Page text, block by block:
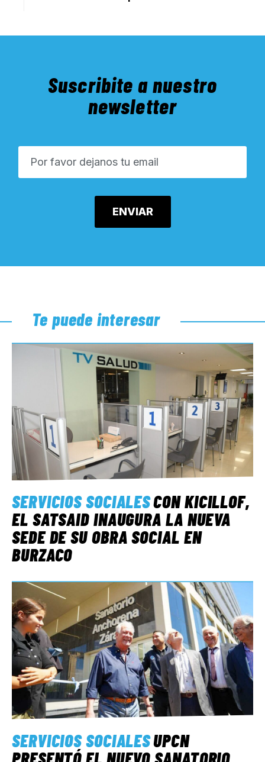
Suscribite a nuestro
newsletter
Te puede interesar
SERVICIOS SOCIALESCON KICILLOF,
EL SATSAID INAUGURA LA NUEVA
SEDE DE SU OBRA SOCIAL EN
BURZACO
SERVICIOS SOCIALESUPCN
PRESENTÓ EL NUEVO SANATORIO